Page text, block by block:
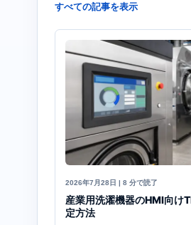
すべての記事を表示
2026年7月28日 | 8 分で読了
産業用洗濯機器のHMI向け
定方法